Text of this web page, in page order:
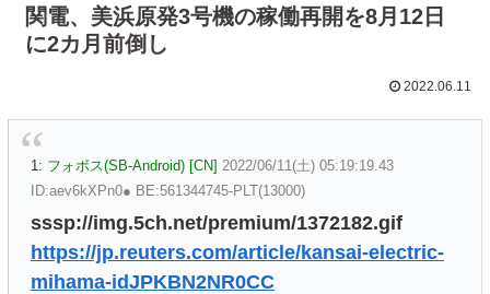
関電、美浜原発3号機の稼働再開を8月12日
に2カ月前倒し
2022.06.11
1: フォボス(SB-Android) [CN] 2022/06/11(土) 05:19:19.43
ID:aev6kXPn0● BE:561344745-PLT(13000)
sssp://img.5ch.net/premium/1372182.gif
https://jp.reuters.com/article/kansai-electric-
mihama-idJPKBN2NR0CC